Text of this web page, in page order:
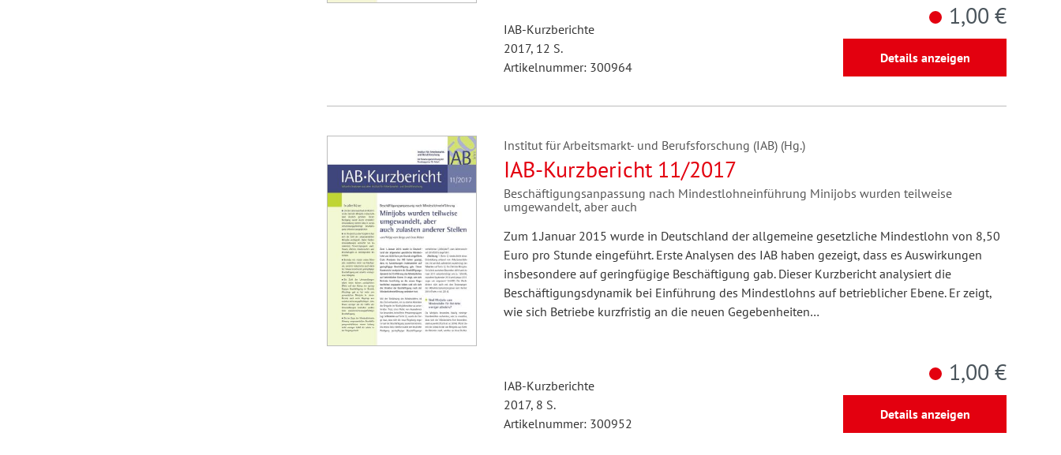
IAB-Kurzberichte
2017, 12 S.
Artikelnummer: 300964
1,00 €
Details anzeigen
Institut für Arbeitsmarkt- und Berufsforschung (IAB) (Hg.)
IAB-Kurzbericht 11/2017
Beschäftigungsanpassung nach Mindestlohneinführung Minijobs wurden teilweise
umgewandelt, aber auch
Zum 1.Januar 2015 wurde in Deutschland der allgemeine gesetzliche Mindestlohn von 8,50
Euro pro Stunde eingeführt. Erste Analysen des IAB haben gezeigt, dass es Auswirkungen
insbesondere auf geringfügige Beschäftigung gab. Dieser Kurzbericht analysiert die
Beschäftigungsdynamik bei Einführung des Mindestlohns auf betrieblicher Ebene. Er zeigt,
wie sich Betriebe kurzfristig an die neuen Gegebenheiten…
IAB-Kurzberichte
2017, 8 S.
Artikelnummer: 300952
1,00 €
Details anzeigen